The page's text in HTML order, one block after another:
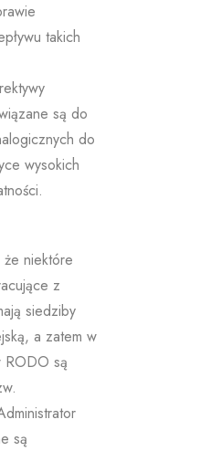
takich
są do
do
wysokich
niektóre
z
siedziby
a zatem w
RODO są
są